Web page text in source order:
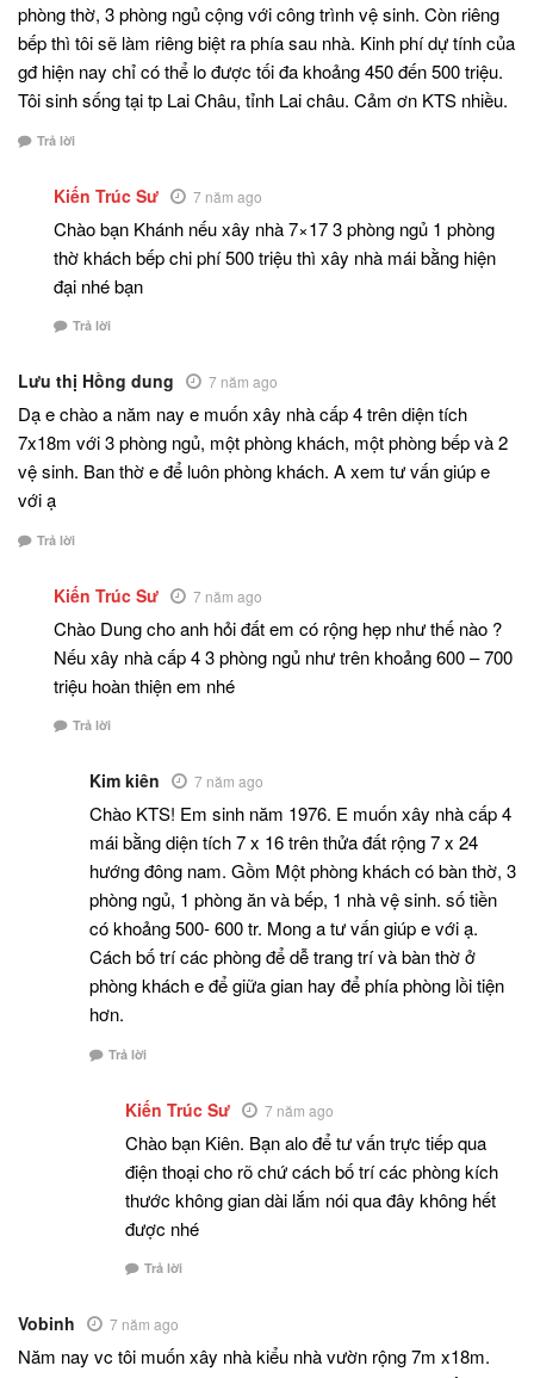
phòng thờ, 3 phòng ngủ cộng với công trình vệ sinh. Còn riêng
bếp thì tôi sẽ làm riêng biệt ra phía sau nhà. Kinh phí dự tính của
gđ hiện nay chỉ có thể lo được tối đa khoảng 450 đến 500 triệu.
Tôi sinh sống tại tp Lai Châu, tỉnh Lai châu. Cảm ơn KTS nhiều.
Trả lời
Kiến Trúc Sư 7 năm ago
Chào bạn Khánh nếu xây nhà 7×17 3 phòng ngủ 1 phòng
thờ khách bếp chi phí 500 triệu thì xây nhà mái bằng hiện
đại nhé bạn
Trả lời
Lưu thị Hồng dung 7 năm ago
Dạ e chào a năm nay e muốn xây nhà cấp 4 trên diện tích
7x18m với 3 phòng ngủ, một phòng khách, một phòng bếp và 2
vệ sinh. Ban thờ e để luôn phòng khách. A xem tư vấn giúp e
với ạ
Trả lời
Kiến Trúc Sư 7 năm ago
Chào Dung cho anh hỏi đất em có rộng hẹp như thế nào ?
Nếu xây nhà cấp 4 3 phòng ngủ như trên khoảng 600 – 700
triệu hoàn thiện em nhé
Trả lời
Kim kiên 7 năm ago
Chào KTS! Em sinh năm 1976. E muốn xây nhà cấp 4
mái bằng diện tích 7 x 16 trên thửa đất rộng 7 x 24
hướng đông nam. Gồm Một phòng khách có bàn thờ, 3
phòng ngủ, 1 phòng ăn và bếp, 1 nhà vệ sinh. số tiền
có khoảng 500- 600 tr. Mong a tư vấn giúp e với ạ.
Cách bố trí các phòng để dễ trang trí và bàn thờ ở
phòng khách e để giữa gian hay để phía phòng lồi tiện
hơn.
Trả lời
Kiến Trúc Sư 7 năm ago
Chào bạn Kiên. Bạn alo để tư vấn trực tiếp qua
điện thoại cho rõ chứ cách bố trí các phòng kích
thước không gian dài lắm nói qua đây không hết
được nhé
Trả lời
Vobinh 7 năm ago
Năm nay vc tôi muốn xây nhà kiểu nhà vườn rộng 7m x18m.